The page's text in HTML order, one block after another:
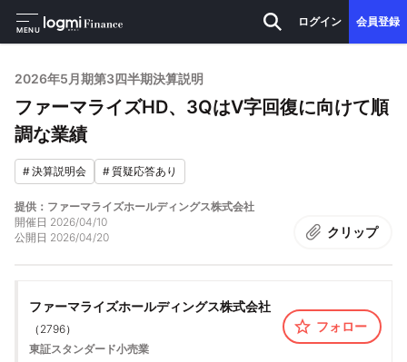
MENU
ログイン 会員登録
2026年5月期第3四半期決算説明
ファーマライズHD、3QはV字回復に向けて順
調な業績
#決算説明会 #質疑応答あり
提供：ファーマライズホールディングス株式会社
開催日 2026/04/10
公開日 2026/04/20 クリップ
ファーマライズホールディングス株式会社
（ 2796）
東証スタンダード小売業
フォロー